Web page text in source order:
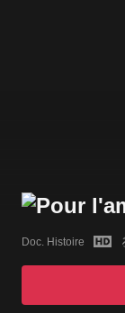
Doc. Histoire